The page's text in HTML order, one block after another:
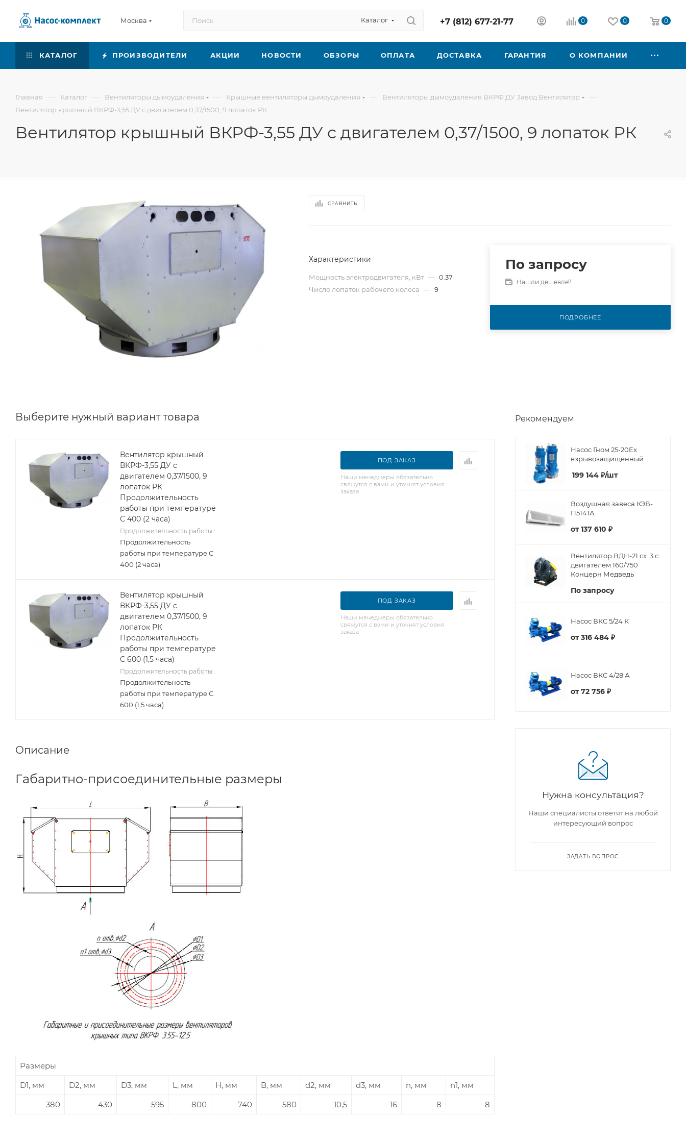
Москва Каталог +7 (812) 677-21-77 0 0 0
КАТАЛОГ ПРОИЗВОДИТЕЛИ АКЦИИ НОВОСТИ ОБЗОРЫ ОПЛАТА ДОСТАВКА ГАРАНТИЯ О КОМПАНИИ
Главная — Каталог — Вентиляторы дымоудаления — Крышные вентиляторы дымоудаления — Вентиляторы дымоудаления ВКРФ ДУ Завод Вентилятор —
Вентилятор крышный ВКРФ-3,55 ДУ с двигателем 0,37/1500, 9 лопаток РК
Вентилятор крышный ВКРФ-3,55 ДУ с двигателем 0,37/1500, 9 лопаток РК
СРАВНИТЬ
Характеристики
Мощность электродвигателя, кВт — 0.37
Число лопаток рабочего колеса — 9
По запросу
Нашли дешевле?
ПОДРОБНЕЕ
Выберите нужный вариант товара
Вентилятор крышный
ВКРФ-3,55 ДУ с
двигателем 0,37/1500, 9
лопаток РК
Продолжительность
работы при температуре
С 400 (2 часа)
Продолжительность работы :
Продолжительность
работы при температуре С
400 (2 часа)
ПОД ЗАКАЗ
Наши менеджеры обязательно
свяжутся с вами и уточнят условия
заказа
Вентилятор крышный
ВКРФ-3,55 ДУ с
двигателем 0,37/1500, 9
лопаток РК
Продолжительность
работы при температуре
С 600 (1,5 часа)
Продолжительность работы :
Продолжительность
работы при температуре С
600 (1,5 часа)
ПОД ЗАКАЗ
Наши менеджеры обязательно
свяжутся с вами и уточнят условия
заказа
Описание
Габаритно-присоединительные размеры
Размеры
D1, мм
D2, мм D3, мм L, мм H, мм B, мм d2, мм d3, мм n, мм
n1, мм
380
430 595 800 740 580 10,5 16 8 8
Рекомендуем
Насос Гном 25-20Ex
взрывозащищенный
199 144 ₽/шт
Воздушная завеса КЭВ-
П5141А
от137 610 ₽
Вентилятор ВДН-21 сх. 3 с
двигателем 160/750
Концерн Медведь
По запросу
Насос ВКС 5/24 К
от316 484 ₽
Насос ВКС 4/28 А
от72 756 ₽
Нужна консультация?
Наши специалисты ответят на любой
интересующий вопрос
ЗАДАТЬ ВОПРОС